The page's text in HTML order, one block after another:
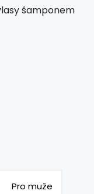
šamponem
Pro muže